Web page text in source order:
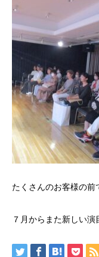
たくさんのお客様の前
７月からまた新しい演